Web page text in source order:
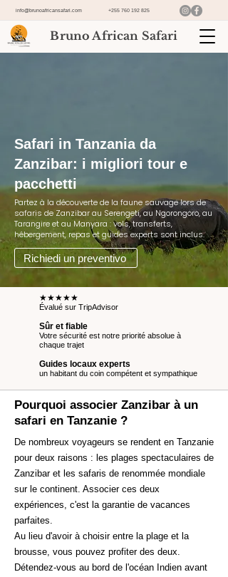
info@brunoafricansafari.com +255 760 192 825
Bruno African Safari
Safari in Tanzania da
Zanzibar: i migliori tour e
pacchetti
Partez à la découverte de la faune sauvage lors de
safaris de Zanzibar au Serengeti, au Ngorongoro, au
Tarangire et au Manyara : vols, transferts,
hébergement, repas et guides experts sont inclus.
Richiedi un preventivo
★★★★★
Évalué sur TripAdvisor
Sûr et fiable
Votre sécurité est notre priorité absolue à
chaque trajet
Guides locaux experts
un habitant du coin compétent et sympathique
Pourquoi associer Zanzibar à un
safari en Tanzanie ?
De nombreux voyageurs se rendent en Tanzanie
pour deux raisons : les plages spectaculaires de
Zanzibar et les safaris de renommée mondiale
sur le continent. Associer ces deux
expériences, c'est la garantie de vacances
parfaites.
Au lieu d'avoir à choisir entre la plage et la
brousse, vous pouvez profiter des deux.
Détendez-vous au bord de l'océan Indien avant